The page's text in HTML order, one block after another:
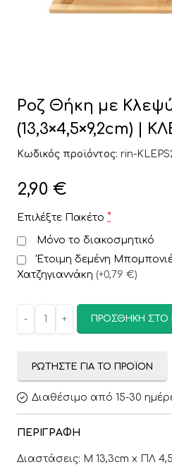
Ροζ Θήκη με
(13,3×4,5×9,2cm) |
Κωδικός προϊόντος: rin-
2,90 €
Επιλέξτε Πακέτο *
Μόνο το διακοσμητικό
Έτοιμη δεμένη
Χατζηγιαννάκη (+0,79 €)
ΠΡΟΣΘΉΚΗ ΣΤΟ
ΡΩΤΉΣΤΕ ΓΙΑ ΤΟ ΠΡΟΪΌΝ
Διαθέσιμο από 15-30
ΠΕΡΙΓΡΑΦΉ
Διαστάσεις: Μ 13,3cm x ΠΛ